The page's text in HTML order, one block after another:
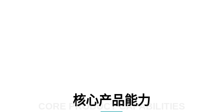
核心产品能力
CORE PRODUCT CAPABILITIES